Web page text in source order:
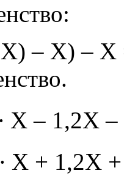
– X) – Х
∙ X – 1,2X
∙ X + 1,2X